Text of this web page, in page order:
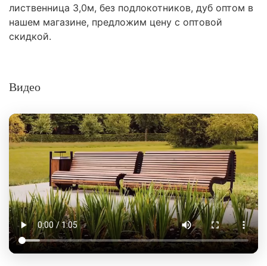
лиственница 3,0м, без подлокотников, дуб оптом в
нашем магазине, предложим цену с оптовой
скидкой.
Видео